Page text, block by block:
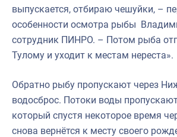
выпускается, отбираю чешуйки, –
особенности осмотра рыбы
сотрудник ПИНРО. – Потом рыба
Тулому и уходит к местам нереста».
Обратно рыбу пропускают через
водосброс. Потоки воды
который спустя некоторое время
снова вернётся к месту своего